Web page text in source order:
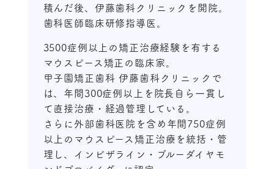
積んだ後、伊藤歯科クリニックを開院。
歯科医師臨床研修指導医。
3500症例以上の矯正治療経験を有する
マウスピース矯正の臨床家。
甲子園矯正歯科 伊藤歯科クリニックで
は、年間300症例以上を院長自ら一貫し
て直接治療・経過管理している。
さらに外部歯科医院を含め年間750症例
以上のマウスピース矯正治療を統括・管
理し、インビザライン・ブルーダイヤモ